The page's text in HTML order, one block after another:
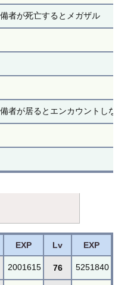
者が死亡するとメガザル
者が居るとエンカウントし
EXP Lv EXP
2001615 76 5251840